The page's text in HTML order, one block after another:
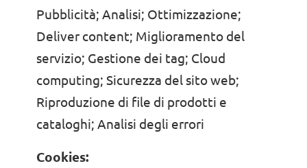
Pubblicità; Analisi; Ottimizzazione;
Deliver content; Miglioramento del
servizio; Gestione dei tag; Cloud
computing; Sicurezza del sito web;
Riproduzione di file di prodotti e
cataloghi; Analisi degli errori
Cookies: